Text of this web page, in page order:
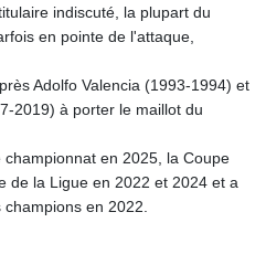
indiscuté, la plupart du
en pointe de l'attaque,
Adolfo Valencia (1993-1994) et
2019) à porter le maillot du
en 2025, la Coupe
de la Ligue en 2022 et 2024 et a
en 2022.